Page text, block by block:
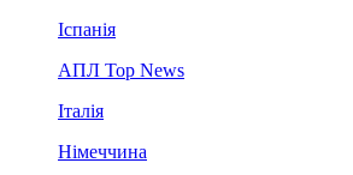
Іспанія
АПЛ Top News
Італія
Німеччина